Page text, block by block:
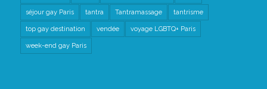
séjour gay Paris tantra Tantramassage tantrisme
top gay destination vendée voyage LGBTQ+ Paris
week-end gay Paris